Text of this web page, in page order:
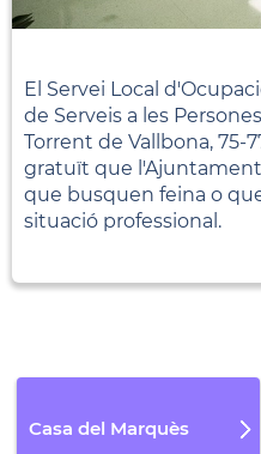
El Servei Local
de Serveis a les
Torrent de Vallbona, 75-
gratuït que
que busquen feina o
situació professional.
Casa del Marquès